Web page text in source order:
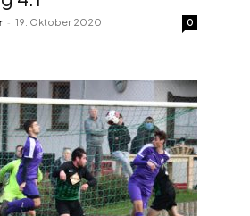
- 19. Oktober 2020 0